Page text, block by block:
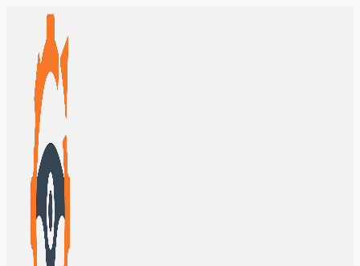
Перейти
содержимому